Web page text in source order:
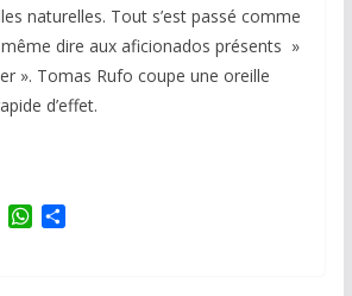
naturelles. Tout s’est passé comme
même dire aux aficionados présents »
». Tomas Rufo coupe une oreille
d’effet.
W